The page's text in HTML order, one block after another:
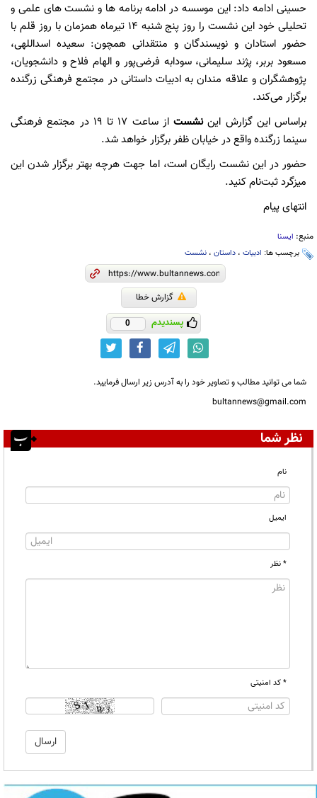
حسینی ادامه داد: این موسسه در ادامه برنامه ها و نشست های علمی و
تحلیلی خود این نشست را روز پنج شنبه ۱۴ تیرماه همزمان با روز قلم با
حضور استادان و نویسندگان و منتقدانی همچون: سعیده اسداللهی،
مسعود بربر، پژند سلیمانی، سودابه فرضی‌پور و الهام فلاح و دانشجویان،
پژوهشگران و علاقه مندان به ادبیات داستانی در مجتمع فرهنگی زرگنده
برگزار می‌کند.
براساس این گزارش ایننشست
از ساعت ۱۷ تا ۱۹ در مجتمع فرهنگی
سینما زرگنده واقع در خیابان ظفر برگزار خواهد شد.
حضور در این نشست رایگان است، اما جهت هرچه بهتر برگزار شدن این
میزگرد ثبت‌نام کنید.
انتهای پیام
منبع: ایسنا
برچسب ها: ادبیات ، داستان ، نشست
گزارش خطا
پسندیدم 0
شما می توانید مطالب و تصاویر خود را به آدرس زیر ارسال فرمایید.
bultannews@gmail.com
نظر شما
نام
ایمیل
* نظر
* کد امنیتی